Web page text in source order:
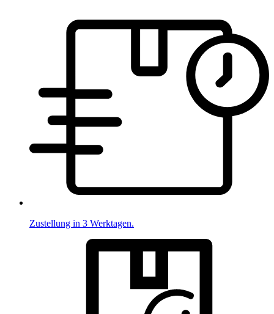
Zustellung in 3 Werktagen.